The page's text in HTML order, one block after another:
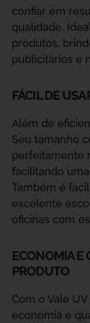
confiar em
qualidade.
produtos,
publicitários e
FÁCIL DE
Além de
Seu tamanho
perfeitamente
facilitando
Também é
excelente
oficinas com
ECONOMIA E
PRODUTO
Com o Vale
economia e